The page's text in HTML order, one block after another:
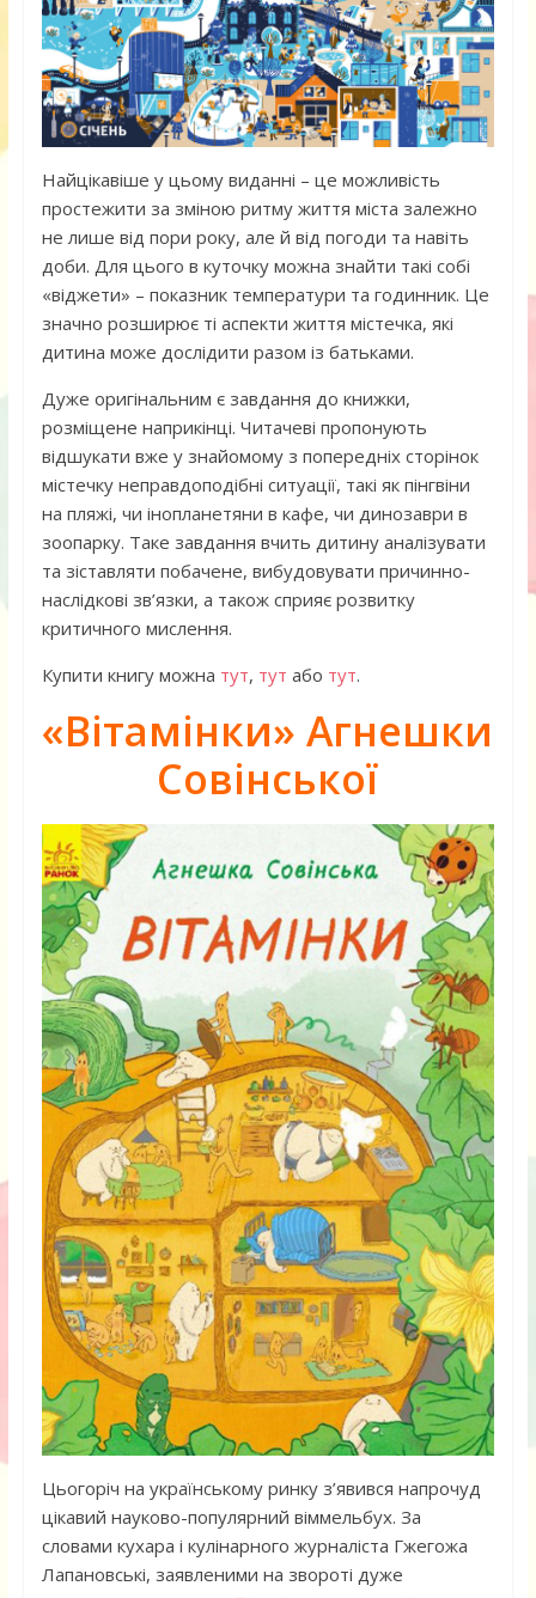
Найцікавіше у цьому виданні – це можливість
простежити за зміною ритму життя міста залежно
не лише від пори року, але й від погоди та навіть
доби. Для цього в куточку можна знайти такі собі
«віджети» – показник температури та годинник. Це
значно розширює ті аспекти життя містечка, які
дитина може дослідити разом із батьками.
Дуже оригінальним є завдання до книжки,
розміщене наприкінці. Читачеві пропонують
відшукати вже у знайомому з попередніх сторінок
містечку неправдоподібні ситуації, такі як пінгвіни
на пляжі, чи інопланетяни в кафе, чи динозаври в
зоопарку. Таке завдання вчить дитину аналізувати
та зіставляти побачене, вибудовувати причинно-
наслідкові зв’язки, а також сприяє розвитку
критичного мислення.
Купити книгу можна тут, тут або тут.
«Вітамінки» Агнешки
Совінської
Цьогоріч на українському ринку з’явився напрочуд
цікавий науково-популярний віммельбух. За
словами кухара і кулінарного журналіста Гжегожа
Лапановські, заявленими на звороті дуже